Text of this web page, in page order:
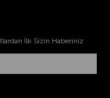
İlk Sizin Haberiniz